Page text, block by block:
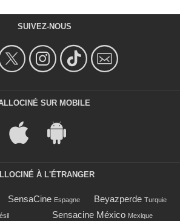
SUIVEZ-NOUS
SUR MOBILE
À L'ÉTRANGER
SensaCine Espagne Beyazperde Turquie
Sensacine México Mexique